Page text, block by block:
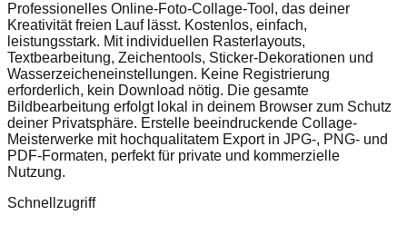
Professionelles Online-Foto-Collage-Tool, das deiner
Kreativität freien Lauf lässt. Kostenlos, einfach,
leistungsstark. Mit individuellen Rasterlayouts,
Textbearbeitung, Zeichentools, Sticker-Dekorationen und
Wasserzeicheneinstellungen. Keine Registrierung
erforderlich, kein Download nötig. Die gesamte
Bildbearbeitung erfolgt lokal in deinem Browser zum Schutz
deiner Privatsphäre. Erstelle beeindruckende Collage-
Meisterwerke mit hochqualitatem Export in JPG-, PNG- und
PDF-Formaten, perfekt für private und kommerzielle
Nutzung.
Schnellzugriff